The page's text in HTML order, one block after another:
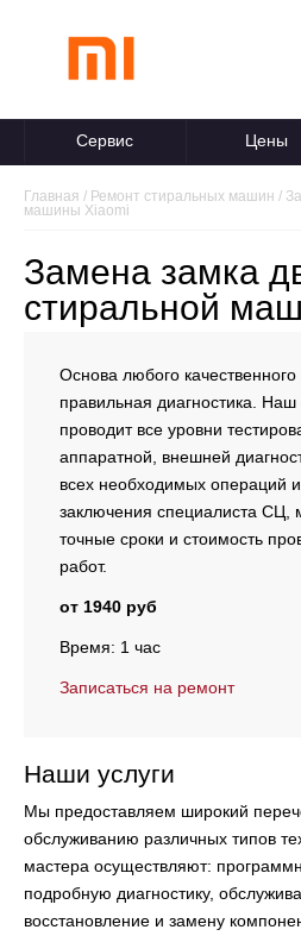
Сервис Цены
Главная / Ремонт стиральных машин /
машины Xiaomi
Замена замка
стиральной
Основа любого
правильная диагностика.
проводит все уровни
аппаратной, внешней
всех необходимых операций и
заключения специалиста СЦ,
точные сроки и стоимость
работ.
от 1940 руб
Время: 1 час
Записаться на ремонт
Наши услуги
Мы предоставляем широкий
обслуживанию различных типов
мастера осуществляют:
подробную диагностику,
восстановление и замену